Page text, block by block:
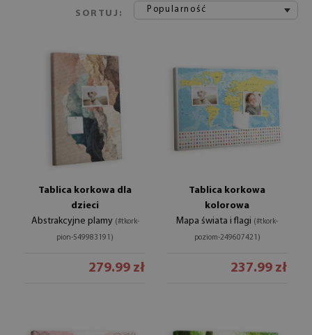
SORTUJ: Popularność
Tablica korkowa dla
dzieci
Abstrakcyjne plamy (#tkork-
pion-549983191)
279.99 zł
Tablica korkowa
kolorowa
Mapa świata i flagi (#tkork-
poziom-249607421)
237.99 zł